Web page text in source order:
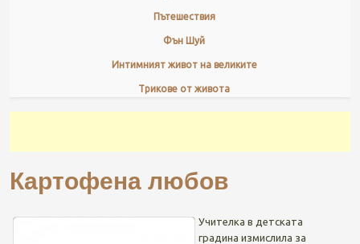
Пътешествия
Фън Шуй
Интимният живот на великите
Трикове от живота
Картофена любов
Учителка в детската
градина измислила за